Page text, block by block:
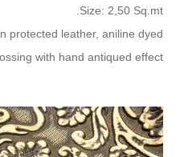
Size: 2,50 Sq.mt.
protected leather, aniline dyed.
with hand antiqued effect.